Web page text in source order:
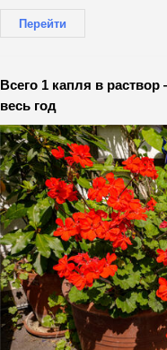
Перейти
Всего 1 капля в раствор — и пеларгония цветёт
весь год